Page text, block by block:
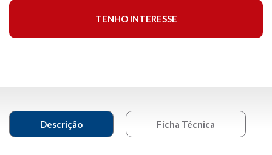
TENHO INTERESSE
Descrição Ficha Técnica